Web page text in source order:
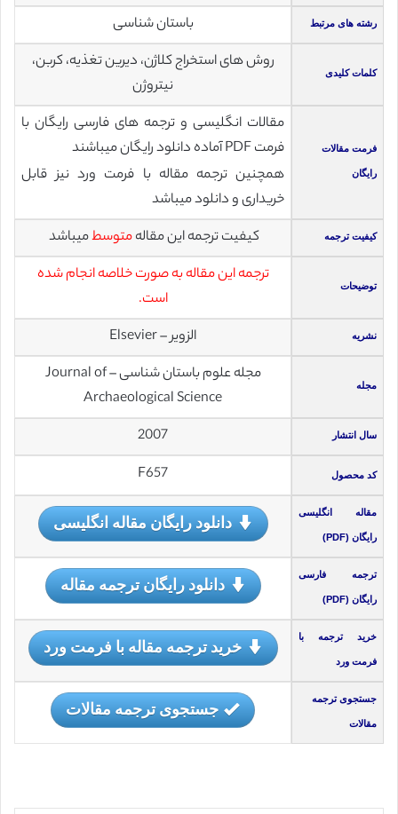
رشته های مرتبط باستان شناسی
کلمات کلیدی
روش های استخراج کلاژن، دیرین تغذیه، کربن،
نیتروژن
فرمت مقالات
رایگان
مقالات انگلیسی و ترجمه های فارسی رایگان با
فرمت PDF آماده دانلود رایگان میباشند
همچنین ترجمه مقاله با فرمت ورد نیز قابل
خریداری و دانلود میباشد
کیفیت ترجمه کیفیت ترجمه این مقالهمتوسطمیباشد
توضیحات
ترجمه این مقاله به صورت خلاصه انجام شده
است.
نشریه الزویر – Elsevier
مجله
مجله علوم باستان شناسی – Journal of
Archaeological Science
سال انتشار 2007
کد محصول F657
مقاله انگلیسی
رایگان (PDF)
دانلود رایگان مقاله انگلیسی
ترجمه فارسی
رایگان (PDF)
دانلود رایگان ترجمه مقاله
خرید ترجمه با
فرمت ورد
خرید ترجمه مقاله با فرمت ورد
جستجوی ترجمه
مقالات
جستجوی ترجمه مقالات